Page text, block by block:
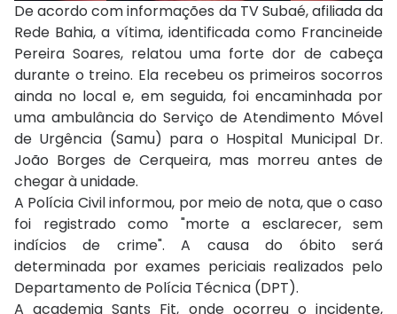
De acordo com informações da TV Subaé, afiliada da
Rede Bahia, a vítima, identificada como Francineide
Pereira Soares, relatou uma forte dor de cabeça
durante o treino. Ela recebeu os primeiros socorros
ainda no local e, em seguida, foi encaminhada por
uma ambulância do Serviço de Atendimento Móvel
de Urgência (Samu) para o Hospital Municipal Dr.
João Borges de Cerqueira, mas morreu antes de
chegar à unidade.
A Polícia Civil informou, por meio de nota, que o caso
foi registrado como "morte a esclarecer, sem
indícios de crime". A causa do óbito será
determinada por exames periciais realizados pelo
Departamento de Polícia Técnica (DPT).
A academia Sants Fit, onde ocorreu o incidente,